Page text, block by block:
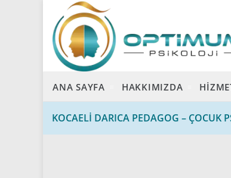
ANA SAYFA HAKKIMIZDA
KOCAELI DARICA PEDAGOG – ÇOCUK